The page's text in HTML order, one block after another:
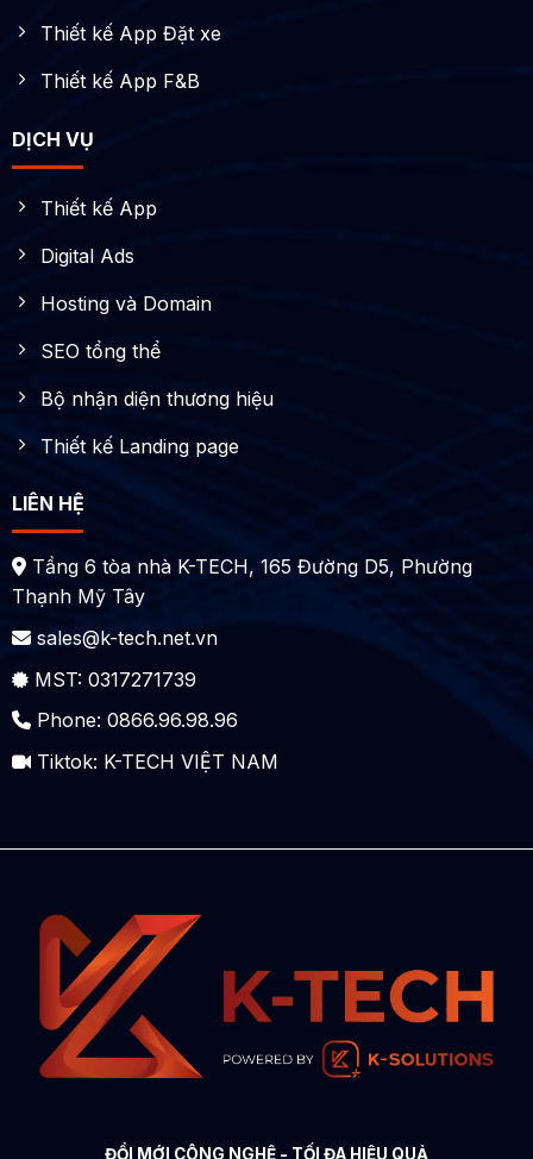
Thiết kế App Đặt xe
Thiết kế App F&B
DỊCH VỤ
Thiết kế App
Digital Ads
Hosting và Domain
SEO tổng thể
Bộ nhận diện thương hiệu
Thiết kế Landing page
LIÊN HỆ
Tầng 6 tòa nhà K-TECH, 165 Đường D5, Phường
Thạnh Mỹ Tây
sales@k-tech.net.vn
MST: 0317271739
Phone: 0866.96.98.96
Tiktok: K-TECH VIỆT NAM
ĐỔI MỚI CÔNG NGHỆ - TỐI ĐA HIỆU QUẢ